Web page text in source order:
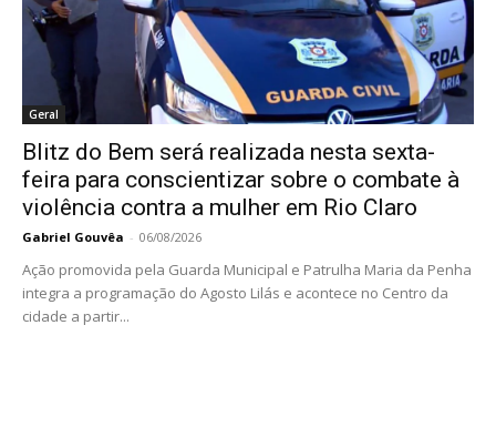
Geral
Blitz do Bem será realizada nesta sexta-
feira para conscientizar sobre o combate à
violência contra a mulher em Rio Claro
Gabriel Gouvêa - 06/08/2026
Ação promovida pela Guarda Municipal e Patrulha Maria da Penha
integra a programação do Agosto Lilás e acontece no Centro da
cidade a partir...